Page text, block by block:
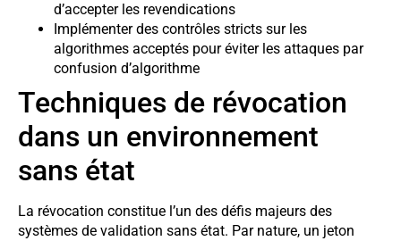
d’accepter les revendications
Implémenter des contrôles stricts sur les
algorithmes acceptés pour éviter les attaques par
confusion d’algorithme
Techniques de révocation
dans un environnement
sans état
La révocation constitue l’un des défis majeurs des
systèmes de validation sans état. Par nature, un jeton